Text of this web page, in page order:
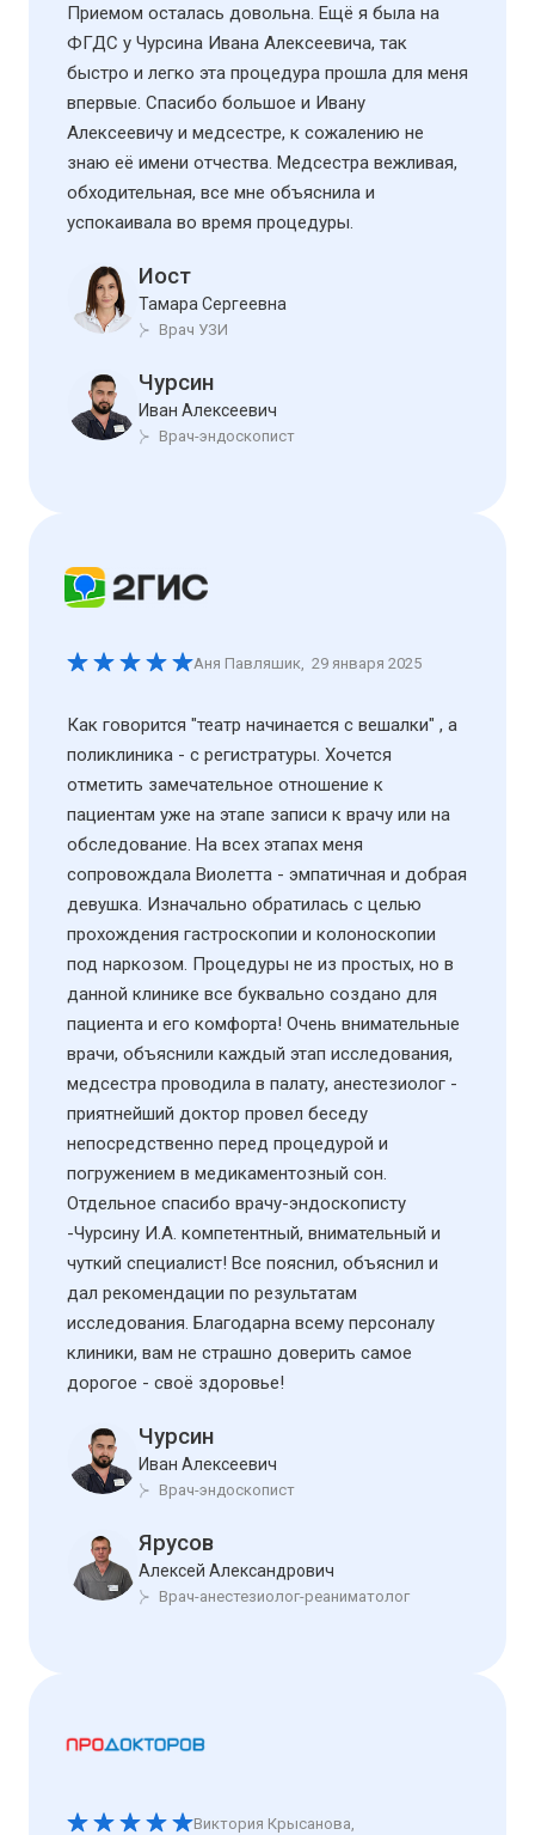
Приемом осталась довольна. Ещё я была на
ФГДС у Чурсина Ивана Алексеевича, так
быстро и легко эта процедура прошла для меня
впервые. Спасибо большое и Ивану
Алексеевичу и медсестре, к сожалению не
знаю её имени отчества. Медсестра вежливая,
обходительная, все мне объяснила и
успокаивала во время процедуры.
Иост
Тамара Сергеевна
Врач УЗИ
Чурсин
Иван Алексеевич
Врач-эндоскопист
Аня Павляшик, 29 января 2025
Как говорится "театр начинается с вешалки" , а
поликлиника - с регистратуры. Хочется
отметить замечательное отношение к
пациентам уже на этапе записи к врачу или на
обследование. На всех этапах меня
сопровождала Виолетта - эмпатичная и добрая
девушка. Изначально обратилась с целью
прохождения гастроскопии и колоноскопии
под наркозом. Процедуры не из простых, но в
данной клинике все буквально создано для
пациента и его комфорта! Очень внимательные
врачи, объяснили каждый этап исследования,
медсестра проводила в палату, анестезиолог -
приятнейший доктор провел беседу
непосредственно перед процедурой и
погружением в медикаментозный сон.
Отдельное спасибо врачу-эндоскописту
-Чурсину И.А. компетентный, внимательный и
чуткий специалист! Все пояснил, объяснил и
дал рекомендации по результатам
исследования. Благодарна всему персоналу
клиники, вам не страшно доверить самое
дорогое - своё здоровье!
Чурсин
Иван Алексеевич
Врач-эндоскопист
Ярусов
Алексей Александрович
Врач-анестезиолог-реаниматолог
Виктория Крысанова,